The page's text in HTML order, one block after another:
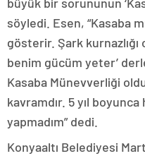
söyledi. Esen, “Kasaba
gösterir. Şark
benim gücüm yeter’
Kasaba Münevverliği
kavramdır. 5 yıl
yapmadım” dedi.
Konyaaltı Belediyesi